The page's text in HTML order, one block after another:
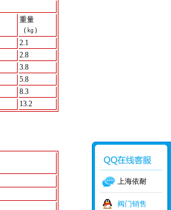
重量
（㎏）
2.1
2.8
3.8
5.8
8.3
13.2
上海依耐
阀门销售